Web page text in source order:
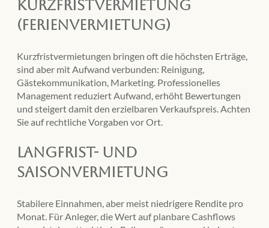
Kurzfristvermietung
(Ferienvermietung)
Kurzfristvermietungen bringen oft die höchsten Erträge,
sind aber mit Aufwand verbunden: Reinigung,
Gästekommunikation, Marketing. Professionelles
Management reduziert Aufwand, erhöht Bewertungen
und steigert damit den erzielbaren Verkaufspreis. Achten
Sie auf rechtliche Vorgaben vor Ort.
Langfrist- und
Saisonvermietung
Stabilere Einnahmen, aber meist niedrigere Rendite pro
Monat. Für Anleger, die Wert auf planbare Cashflows